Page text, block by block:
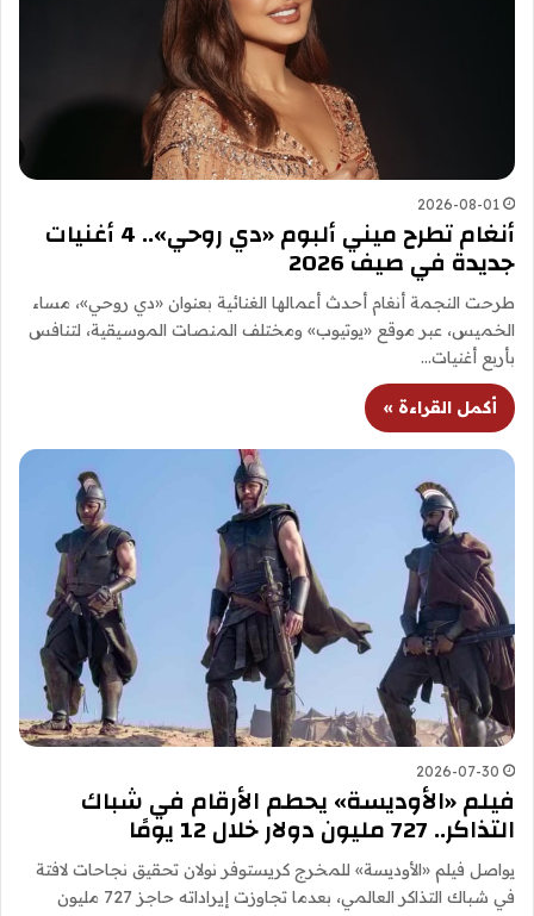
2026-08-01
أنغام تطرح ميني ألبوم «دي روحي».. 4 أغنيات
جديدة في صيف 2026
طرحت النجمة أنغام أحدث أعمالها الغنائية بعنوان «دي روحي»، مساء
الخميس، عبر موقع «يوتيوب» ومختلف المنصات الموسيقية، لتنافس
بأربع أغنيات…
أكمل القراءة »
2026-07-30
فيلم «الأوديسة» يحطم الأرقام في شباك
التذاكر.. 727 مليون دولار خلال 12 يومًا
يواصل فيلم «الأوديسة» للمخرج كريستوفر نولان تحقيق نجاحات لافتة
في شباك التذاكر العالمي، بعدما تجاوزت إيراداته حاجز 727 مليون